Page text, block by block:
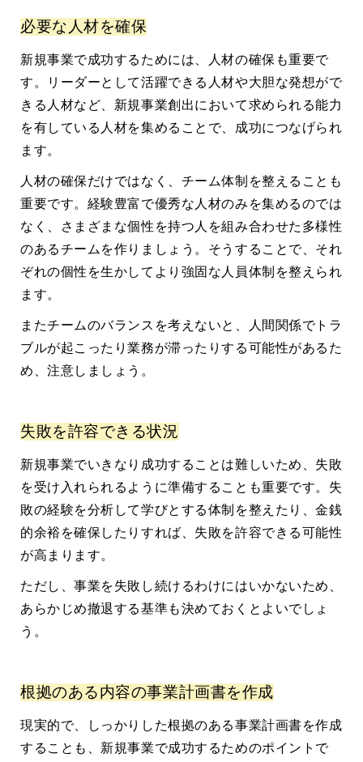
必要な人材を確保
新規事業で成功するためには、人材の確保も重要で
す。リーダーとして活躍できる人材や大胆な発想がで
きる人材など、新規事業創出において求められる能力
を有している人材を集めることで、成功につなげられ
ます。
人材の確保だけではなく、チーム体制を整えることも
重要です。経験豊富で優秀な人材のみを集めるのでは
なく、さまざまな個性を持つ人を組み合わせた多様性
のあるチームを作りましょう。そうすることで、それ
ぞれの個性を生かしてより強固な人員体制を整えられ
ます。
またチームのバランスを考えないと、人間関係でトラ
ブルが起こったり業務が滞ったりする可能性があるた
め、注意しましょう。
失敗を許容できる状況
新規事業でいきなり成功することは難しいため、失敗
を受け入れられるように準備することも重要です。失
敗の経験を分析して学びとする体制を整えたり、金銭
的余裕を確保したりすれば、失敗を許容できる可能性
が高まります。
ただし、事業を失敗し続けるわけにはいかないため、
あらかじめ撤退する基準も決めておくとよいでしょ
う。
根拠のある内容の事業計画書を作成
現実的で、しっかりした根拠のある事業計画書を作成
することも、新規事業で成功するためのポイントで